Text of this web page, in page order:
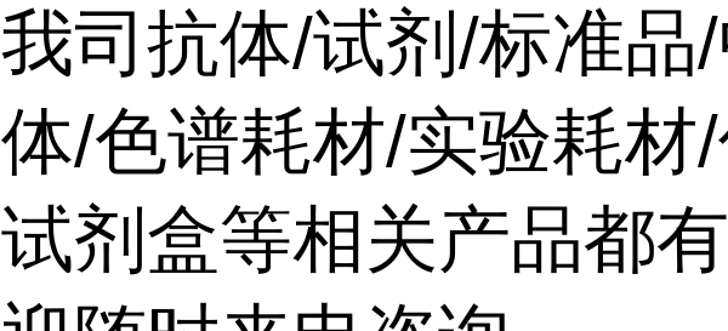
我司抗体/试剂/标准品
体/色谱耗材/实验耗材
试剂盒等相关产品都